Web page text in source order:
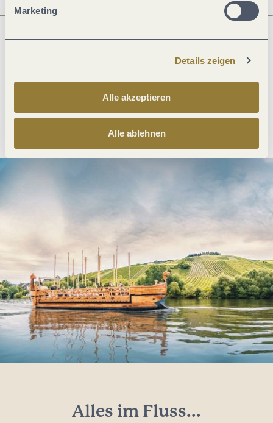
Marketing
Details zeigen
Alle akzeptieren
Alle ablehnen
Anreise planen PDF erzeugen
Alles im Fluss...